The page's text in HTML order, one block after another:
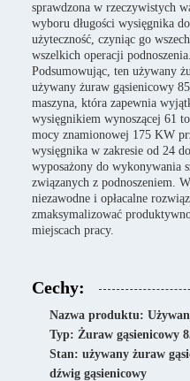
sprawdzona w rzeczywistych
wyboru długości wysięgnika
użyteczność, czyniąc go
wszelkich operacji podnoszenia.
Podsumowując, ten używany
używany żuraw gąsienicowy
maszyna, która zapewnia
wysięgnikiem wynoszącej 61
mocy znamionowej 175 KW
wysięgnika w zakresie od 24
wyposażony do wykonywania
związanych z podnoszeniem.
niezawodne i opłacalne
zmaksymalizować
miejscach pracy.
Cechy:
Nazwa produktu:
Typ: Żuraw gąsienicowy
Stan: używany żuraw
dźwig gąsienicowy